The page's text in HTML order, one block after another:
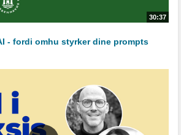
30:37
- fordi omhu styrker dine prompts